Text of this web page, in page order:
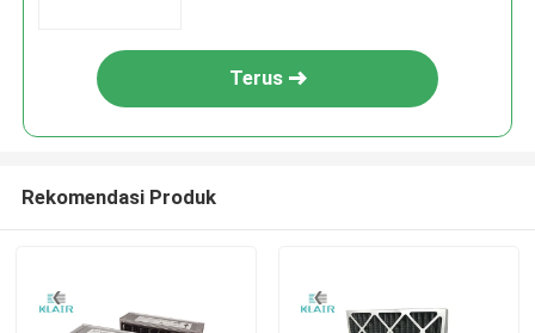
Terus
Rekomendasi Produk